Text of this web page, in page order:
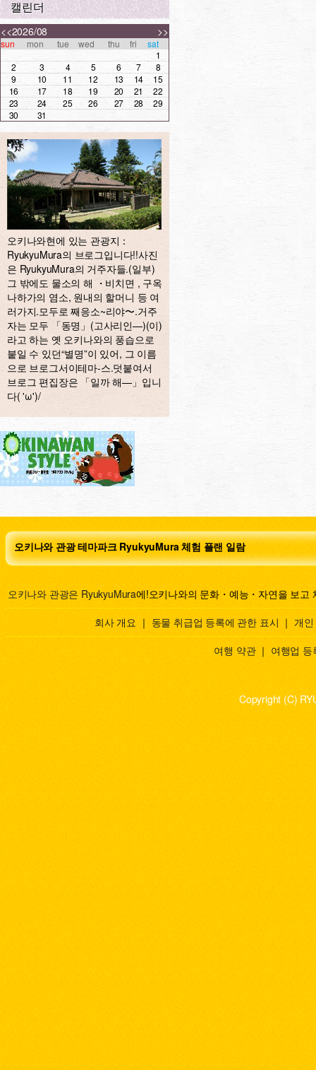
캘린더
<< >>
2026/08
sun mon tue wed thu fri
sat
1
2
3 4 5 6 7
8
9
10 11 12 13 14
15
16
17 18 19 20 21
22
23
24 25 26 27 28
29
30
31
오키나와현에 있는 관광지：
RyukyuMura의 브로그입니다!!사진
은 RyukyuMura의 거주자들.(일부)
그 밖에도 물소의 해 ・비치면 , 구옥
나하가의 염소, 원내의 할머니 등 여
러가지.모두로 째응소~리야〜.거주
자는 모두 「동명」(고사리인—)(이)
라고 하는 옛 오키나와의 풍습으로
붙일 수 있던“별명”이 있어, 그 이름
으로 브로그서이테마-스.덧붙여서
브로그 편집장은 「일까 해—」입니
다( 'ω')/
오키나와 관광 테마파크 RyukyuMura 체험 플랜 일람
오키나와 관광은 RyukyuMura에!오키나와의 문화・예능・자연을 보고
회사 개요 ｜ 동물 취급업 등록에 관한 표시 ｜ 개
여행 약관 ｜ 여행업 등
Copyright (C)